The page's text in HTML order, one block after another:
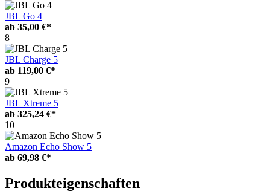
JBL Go 4
ab 35,00 €*
8
JBL Charge 5
ab 119,00 €*
9
JBL Xtreme 5
ab 325,24 €*
10
Amazon Echo Show 5
ab 69,98 €*
Produkteigenschaften